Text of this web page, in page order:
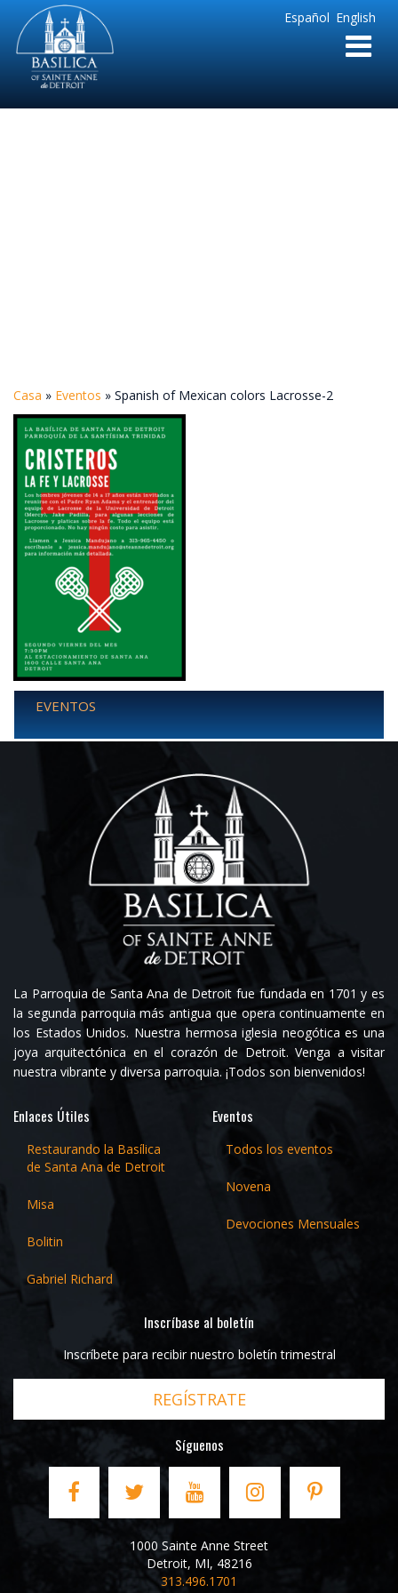
English
Español
Sainte
Anne
Parish
de
Casa » Eventos » Spanish of Mexican colors Lacrosse-2
EVENTOS
La Parroquia de Santa Ana de Detroit fue fundada en 1701 y es
la segunda parroquia más antigua que opera continuamente en
los Estados Unidos. Nuestra hermosa iglesia neogótica es una
joya arquitectónica en el corazón de Detroit. Venga a visitar
nuestra vibrante y diversa parroquia. ¡Todos son bienvenidos!
Enlaces Útiles
Restaurando la Basílica
de Santa Ana de Detroit
Misa
Bolitin
Gabriel Richard
Eventos
Todos los eventos
Novena
Devociones Mensuales
Inscríbase al boletín
Inscríbete para recibir nuestro boletín trimestral
REGÍSTRATE
Síguenos
1000 Sainte Anne Street
Detroit, MI, 48216
313.496.1701